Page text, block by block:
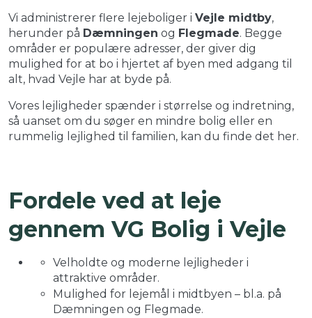
Vi administrerer flere lejeboliger i Vejle midtby,
herunder på Dæmningen og Flegmade. Begge
områder er populære adresser, der giver dig
mulighed for at bo i hjertet af byen med adgang til
alt, hvad Vejle har at byde på.
Vores lejligheder spænder i størrelse og indretning,
så uanset om du søger en mindre bolig eller en
rummelig lejlighed til familien, kan du finde det her.
Fordele ved at leje
gennem VG Bolig i Vejle
Velholdte og moderne lejligheder i
attraktive områder.
Mulighed for lejemål i midtbyen – bl.a. på
Dæmningen og Flegmade.